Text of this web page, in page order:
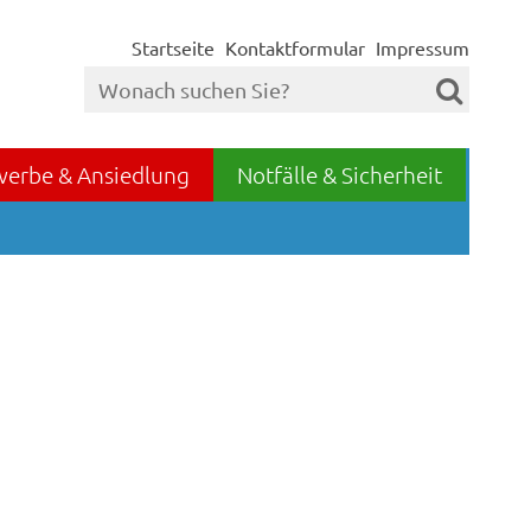
Startseite Kontaktformular Impressum
& Ansiedlung Notfälle & Sicherheit